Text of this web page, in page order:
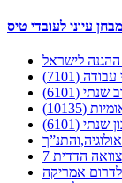
עיוני לעובדי טיס
לישראל
(7101)
(6101)
(10135)
(6101)
הדדית
אמריקה